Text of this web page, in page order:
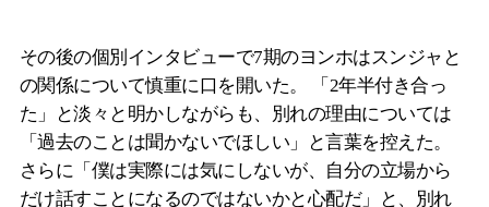
その後の個別インタビューで7期のヨンホはスンジャと
の関係について慎重に口を開いた。 「2年半付き合っ
た」と淡々と明かしながらも、別れの理由については
「過去のことは聞かないでほしい」と言葉を控えた。
さらに「僕は実際には気にしないが、自分の立場から
だけ話すことになるのではないかと心配だ」と、別れ